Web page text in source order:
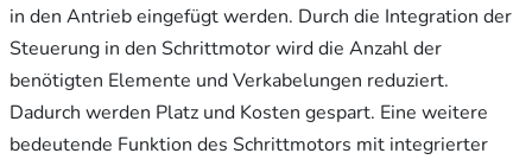
in den Antrieb eingefügt werden. Durch die Integration der
Steuerung in den Schrittmotor wird die Anzahl der
benötigten Elemente und Verkabelungen reduziert.
Dadurch werden Platz und Kosten gespart. Eine weitere
bedeutende Funktion des Schrittmotors mit integrierter